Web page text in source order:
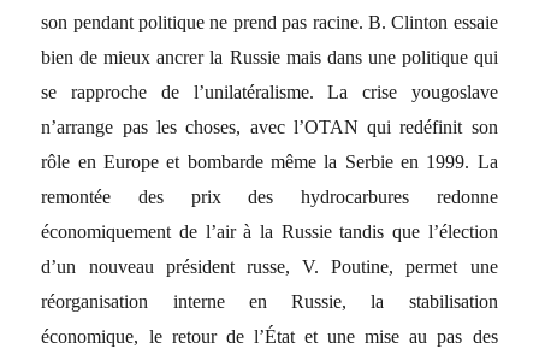
son pendant politique ne prend pas racine. B. Clinton essaie
bien de mieux ancrer la Russie mais dans une politique qui
se rapproche de l’unilatéralisme. La crise yougoslave
n’arrange pas les choses, avec l’OTAN qui redéfinit son
rôle en Europe et bombarde même la Serbie en 1999. La
remontée des prix des hydrocarbures redonne
économiquement de l’air à la Russie tandis que l’élection
d’un nouveau président russe, V. Poutine, permet une
réorganisation interne en Russie, la stabilisation
économique, le retour de l’État et une mise au pas des